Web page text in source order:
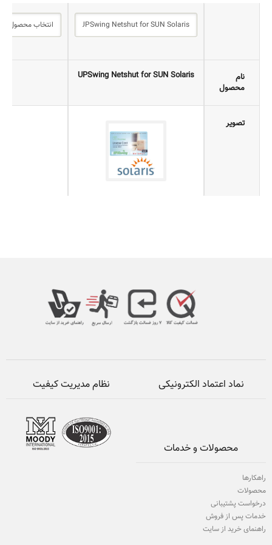
نام
محصول
UPSwing Netshut for SUN Solaris
تصویر
نظام مدیریت کیفیت نماد اعتماد الکترونیکی
محصولات و خدمات
راهکارها
محصولات
درخواست پشتیبانی
خدمات پس از فروش
راهنمای خرید از سایت